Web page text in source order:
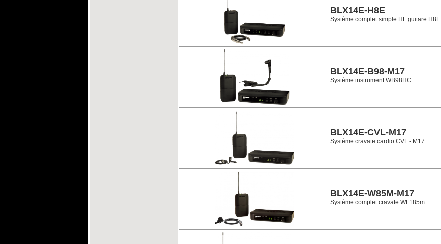
BLX14E-H8E
Système complet simple HF guitare H8E
BLX14E-B98-M17
Système instrument WB98HC
BLX14E-CVL-M17
Système cravate cardio CVL - M17
BLX14E-W85M-M17
Système complet cravate WL185m